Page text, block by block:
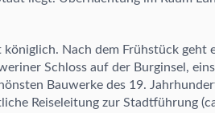
königlich. Nach dem Frühstück geht
Schloss auf der Burginsel,
önsten Bauwerke des 19.
Reiseleitung zur Stadtführung